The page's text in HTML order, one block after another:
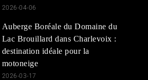
2026-04-06
Auberge Boréale du Domaine du
Lac Brouillard dans Charlevoix :
destination idéale pour la
motoneige
2026-03-17